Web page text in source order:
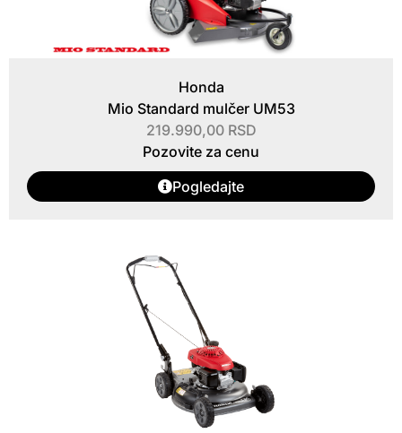
Honda
Mio Standard mulčer UM53
219.990,00 RSD
Pozovite za cenu
Pogledajte